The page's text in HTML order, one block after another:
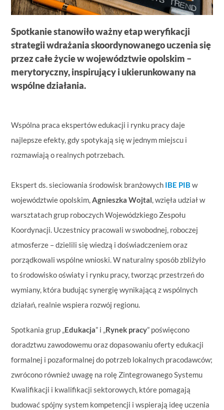
Spotkanie stanowiło ważny etap weryfikacji
strategii wdrażania skoordynowanego uczenia się
przez całe życie w województwie opolskim –
merytoryczny, inspirujący i ukierunkowany na
wspólne działania.
Wspólna praca ekspertów edukacji i rynku pracy daje
najlepsze efekty, gdy spotykają się w jednym miejscu i
rozmawiają o realnych potrzebach.
Ekspert ds. sieciowania środowisk branżowych IBE PIB w
województwie opolskim,Agnieszka Wojtal, wzięła udział w
warsztatach grup roboczych Wojewódzkiego Zespołu
Koordynacji. Uczestnicy pracowali w swobodnej, roboczej
atmosferze – dzielili się wiedzą i doświadczeniem oraz
porządkowali wspólne wnioski. W naturalny sposób zbliżyło
to środowisko oświaty i rynku pracy, tworząc przestrzeń do
wymiany, która budując synergię wynikającą z wspólnych
działań, realnie wspiera rozwój regionu.
Spotkania grup „Edukacja” i „Rynek pracy” poświęcono
doradztwu zawodowemu oraz dopasowaniu oferty edukacji
formalnej i pozaformalnej do potrzeb lokalnych pracodawców;
zwrócono również uwagę na rolę Zintegrowanego Systemu
Kwalifikacji i kwalifikacji sektorowych, które pomagają
budować spójny system kompetencji i wspierają ideę uczenia